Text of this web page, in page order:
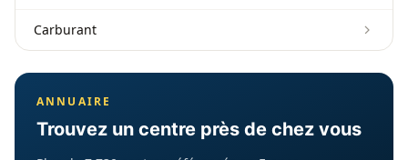
Carburant
ANNUAIRE
Trouvez un centre près de chez vous